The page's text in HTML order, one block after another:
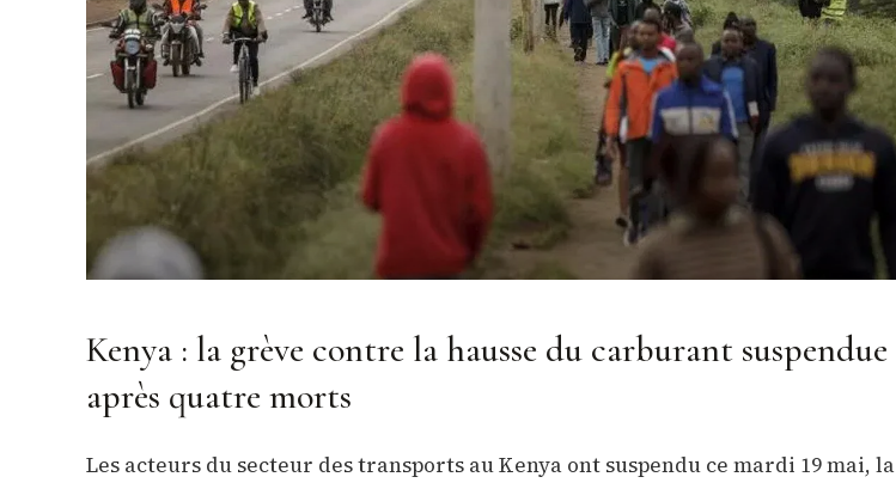
Kenya : la grève contre la hausse du carburant suspendue
après quatre morts
Les acteurs du secteur des transports au Kenya ont suspendu ce mardi 19 mai, la